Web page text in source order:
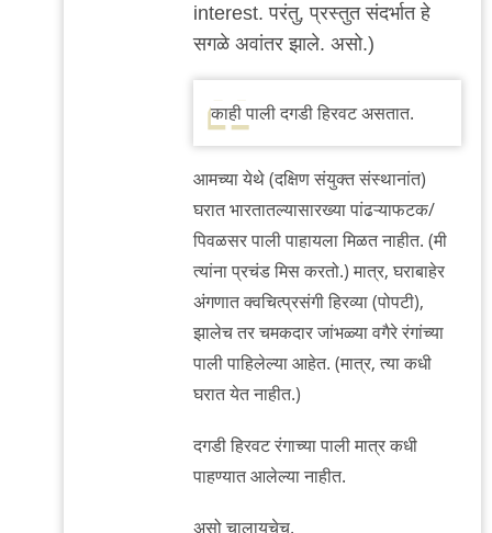
interest. परंतु, प्रस्तुत संदर्भात हे
सगळे अवांतर झाले. असो.)
काही पाली दगडी हिरवट असतात.
आमच्या येथे (दक्षिण संयुक्त संस्थानांत)
घरात भारतातल्यासारख्या पांढऱ्याफटक/
पिवळसर पाली पाहायला मिळत नाहीत. (मी
त्यांना प्रचंड मिस करतो.) मात्र, घराबाहेर
अंगणात क्वचित्प्रसंगी हिरव्या (पोपटी),
झालेच तर चमकदार जांभळ्या वगैरे रंगांच्या
पाली पाहिलेल्या आहेत. (मात्र, त्या कधी
घरात येत नाहीत.)
दगडी हिरवट रंगाच्या पाली मात्र कधी
पाहण्यात आलेल्या नाहीत.
असो चालायचेच.